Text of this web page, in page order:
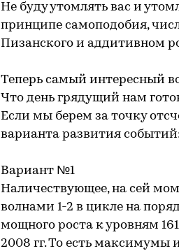
Не буду утомлять вас и
принципе самоподобия,
Пизанского и аддитивном
Теперь самый интересный
Что день грядущий нам
Если мы берем за точку
варианта развития
Вариант №1
Наличествующее, на сей
волнами 1-2 в цикле на
мощного роста к уровням
2008 гг. То есть максимумы